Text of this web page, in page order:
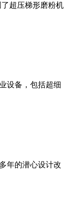
超压梯形磨粉机
设备，包括超细
年的潜心设计改